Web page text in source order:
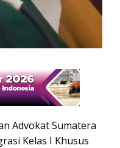
Advokat Sumatera
Kelas I Khusus